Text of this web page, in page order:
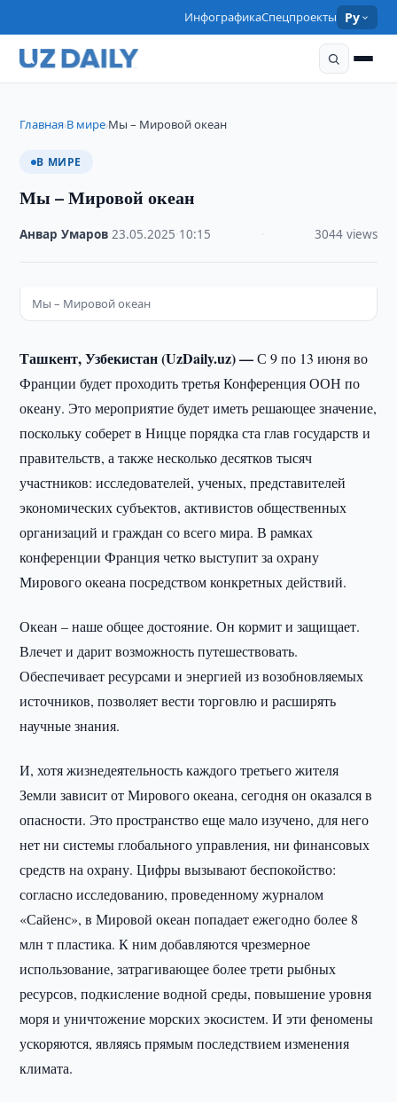
ИнфографикаСпецпроекты Ру
Главная›В мире›Мы – Мировой океан
В МИРЕ
Мы – Мировой океан
Анвар Умаров ·23.05.2025 10:15 3044 views
Мы – Мировой океан
Ташкент, Узбекистан (UzDaily.uz) —С 9 по 13 июня во
Франции будет проходить третья Конференция ООН по
океану. Это мероприятие будет иметь решающее значение,
поскольку соберет в Ницце порядка ста глав государств и
правительств, а также несколько десятков тысяч
участников: исследователей, ученых, представителей
экономических субъектов, активистов общественных
организаций и граждан со всего мира. В рамках
конференции Франция четко выступит за охрану
Мирового океана посредством конкретных действий.
Океан – наше общее достояние. Он кормит и защищает.
Влечет и дарит возможность путешествовать.
Обеспечивает ресурсами и энергией из возобновляемых
источников, позволяет вести торговлю и расширять
научные знания.
И, хотя жизнедеятельность каждого третьего жителя
Земли зависит от Мирового океана, сегодня он оказался в
опасности. Это пространство еще мало изучено, для него
нет ни системы глобального управления, ни финансовых
средств на охрану. Цифры вызывают беспокойство:
согласно исследованию, проведенному журналом
«Сайенс», в Мировой океан попадает ежегодно более 8
млн т пластика. К ним добавляются чрезмерное
использование, затрагивающее более трети рыбных
ресурсов, подкисление водной среды, повышение уровня
моря и уничтожение морских экосистем. И эти феномены
ускоряются, являясь прямым последствием изменения
климата.